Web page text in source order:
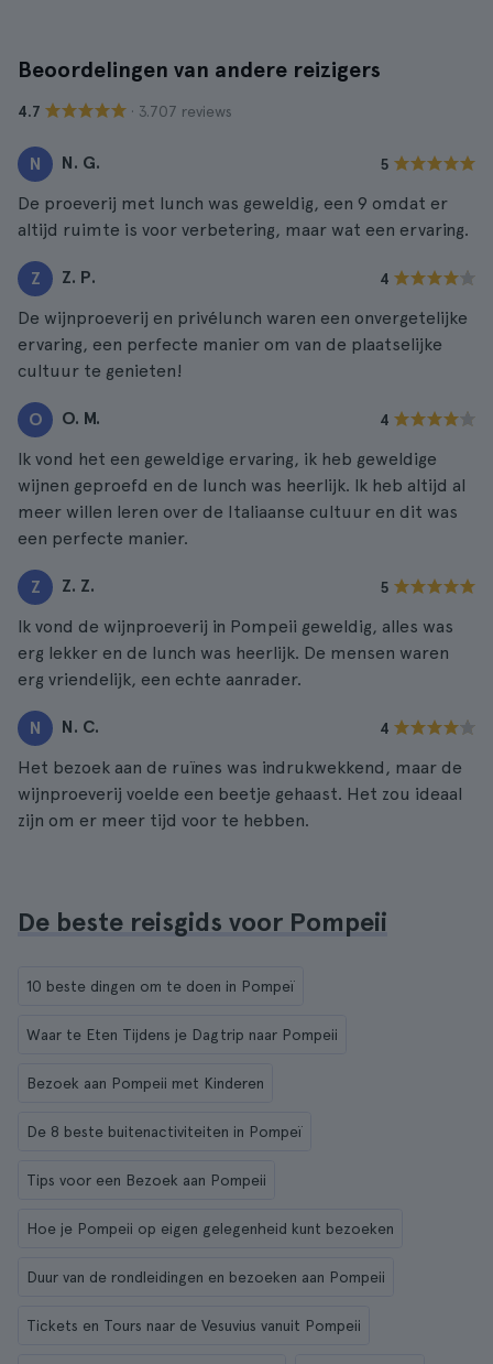
Beoordelingen van andere reizigers
4.7 · 3.707 reviews
N N. G. 5
De proeverij met lunch was geweldig, een 9 omdat er
altijd ruimte is voor verbetering, maar wat een ervaring.
Z Z. P. 4
De wijnproeverij en privélunch waren een onvergetelijke
ervaring, een perfecte manier om van de plaatselijke
cultuur te genieten!
O O. M. 4
Ik vond het een geweldige ervaring, ik heb geweldige
wijnen geproefd en de lunch was heerlijk. Ik heb altijd al
meer willen leren over de Italiaanse cultuur en dit was
een perfecte manier.
Z Z. Z. 5
Ik vond de wijnproeverij in Pompeii geweldig, alles was
erg lekker en de lunch was heerlijk. De mensen waren
erg vriendelijk, een echte aanrader.
N N. C. 4
Het bezoek aan de ruïnes was indrukwekkend, maar de
wijnproeverij voelde een beetje gehaast. Het zou ideaal
zijn om er meer tijd voor te hebben.
De beste reisgids voor Pompeii
10 beste dingen om te doen in Pompeï
Waar te Eten Tijdens je Dagtrip naar Pompeii
Bezoek aan Pompeii met Kinderen
De 8 beste buitenactiviteiten in Pompeï
Tips voor een Bezoek aan Pompeii
Hoe je Pompeii op eigen gelegenheid kunt bezoeken
Duur van de rondleidingen en bezoeken aan Pompeii
Tickets en Tours naar de Vesuvius vanuit Pompeii